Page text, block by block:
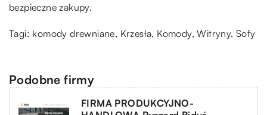
bezpieczne zakupy.
Tagi: komody drewniane, Krzesła, Komody, Witryny, Sofy
Podobne firmy
FIRMA PRODUKCYJNO-